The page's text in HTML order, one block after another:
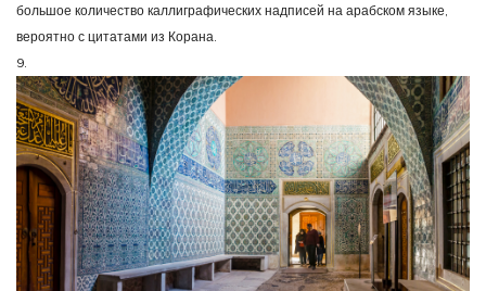
большое количество каллиграфических надписей на арабском языке,
вероятно с цитатами из Корана.
9.